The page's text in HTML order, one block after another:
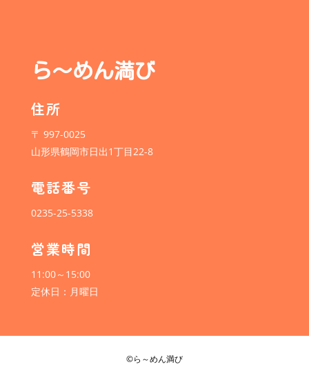
ら～めん満び
住所
〒 997-0025
山形県鶴岡市日出1丁目22-8
電話番号
0235-25-5338
営業時間
11:00～15:00
定休日：月曜日
©ら～めん満び